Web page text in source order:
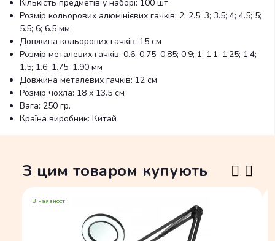
Кількість предметів у наборі: 100 шт
Розмір кольорових алюмінієвих гачків: 2; 2.5; 3; 3.5; 4; 4.5; 5;
5.5; 6; 6.5 мм
Довжина кольорових гачків: 15 см
Розмір металевих гачків: 0.6; 0.75; 0.85; 0.9; 1; 1.1; 1.25; 1.4;
1.5; 1.6; 1.75; 1.90 мм
Довжина металевих гачків: 12 см
Розмір чохла: 18 x 13.5 см
Вага: 250 гр.
Країна виробник: Китай
З цим товаром купують
В наявності